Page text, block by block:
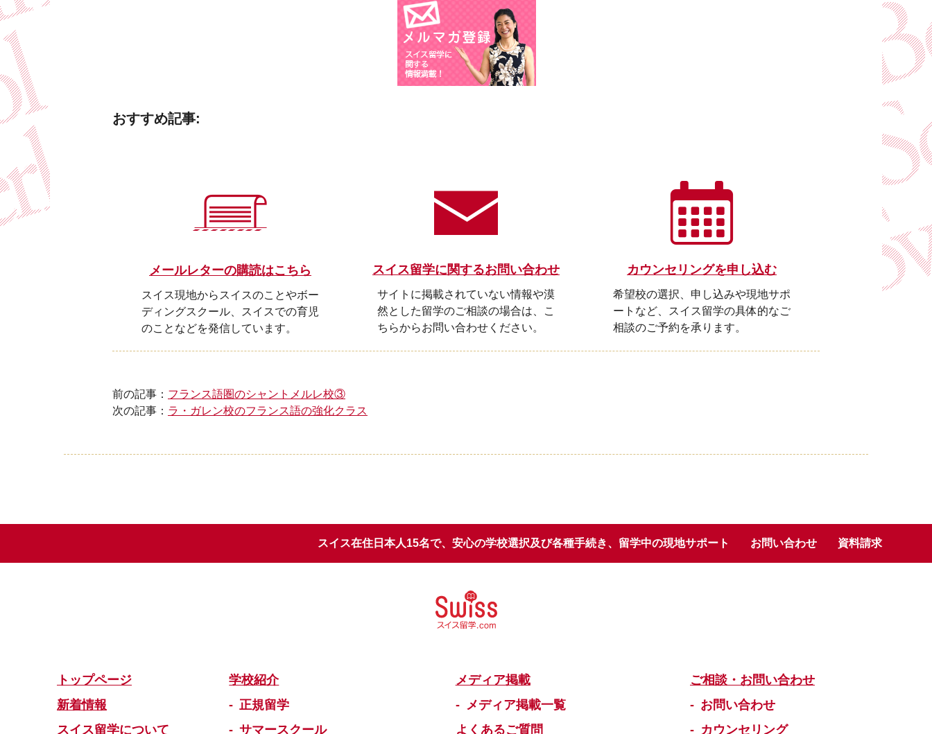
おすすめ記事:
メールレターの購読はこちら
スイス現地からスイスのことやボー
ディングスクール、スイスでの育児
のことなどを発信しています。
スイス留学に関するお問い合わせ
サイトに掲載されていない情報や漠
然とした留学のご相談の場合は、こ
ちらからお問い合わせください。
カウンセリングを申し込む
希望校の選択、申し込みや現地サポ
ートなど、スイス留学の具体的なご
相談のご予約を承ります。
前の記事： フランス語圏のシャントメルレ校③
次の記事： ラ・ガレン校のフランス語の強化クラス
スイス在住日本人15名で、安心の学校選択及び各種手続き、留学中の現地サポート お問い合わせ 資料請求
トップページ
新着情報
スイス留学について
学校紹介
正規留学
サマースクール
メディア掲載
メディア掲載一覧
よくあるご質問
ご相談・お問い合わせ
お問い合わせ
カウンセリング